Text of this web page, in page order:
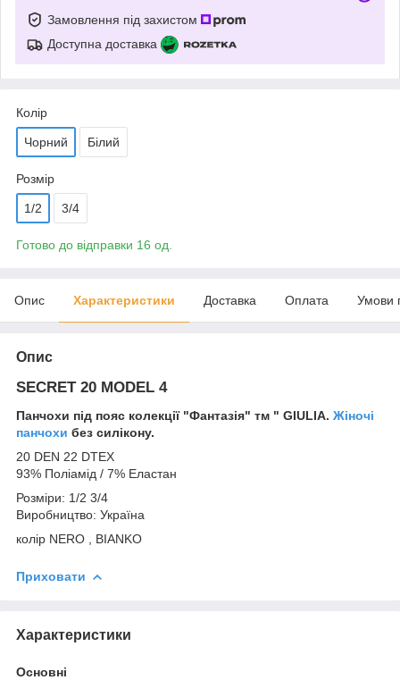
Замовлення під захистом
Доступна доставка
Колір
Чорний Білий
Розмір
1/2 3/4
Готово до відправки 16 од.
Опис Характеристики Доставка Оплата Умови
Опис
SECRET 20 MODEL 4
Панчохи під пояс колекції "Фантазія" тм " GIULIA. Жіночі
панчохи без силікону.
20 DEN 22 DTEX
93% Поліамід / 7% Еластан
Розміри: 1/2 3/4
Виробництво: Україна
колір NERO , BIANKO
Приховати
Характеристики
Основні